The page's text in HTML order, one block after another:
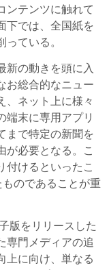
ンテンツに触れて
下では、全国紙を
ている。
の動きを頭に入
お総合的なニュー
、ネット上に様々
端末に専用アプリ
まで特定の新聞を
が必要となる。こ
付けるといったこ
ものであることが重
版をリリースした
専門メディアの追
上に向け、単なる